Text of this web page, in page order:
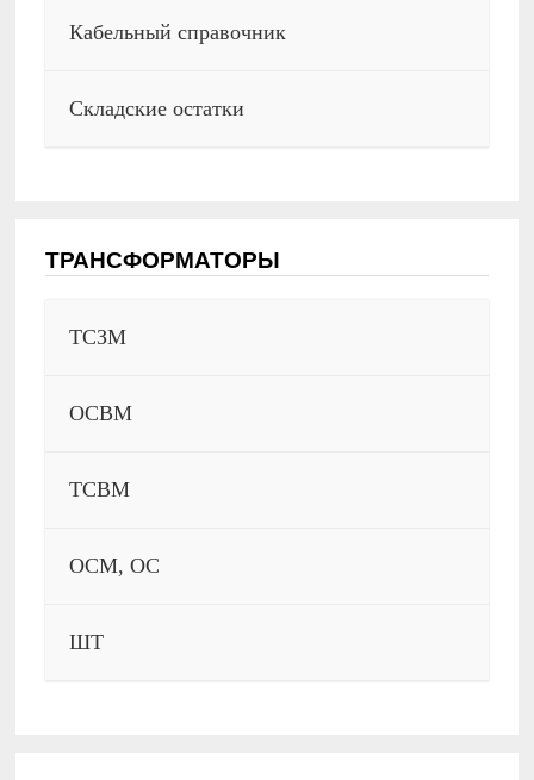
Кабельный справочник
Складские остатки
ТРАНСФОРМАТОРЫ
ТСЗМ
ОСВМ
ТСВМ
ОСМ, ОС
ШТ